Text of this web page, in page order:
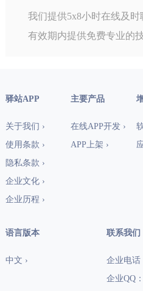
我们提供5x8小时在线及
有效期内提供免费专业的
驿站APP
关于我们 ›
使用条款 ›
隐私条款 ›
企业文化 ›
企业历程 ›
主要产品
在线APP开发 ›
APP上架 ›
语言版本
中文 ›
联系我们
企业电话
企业QQ